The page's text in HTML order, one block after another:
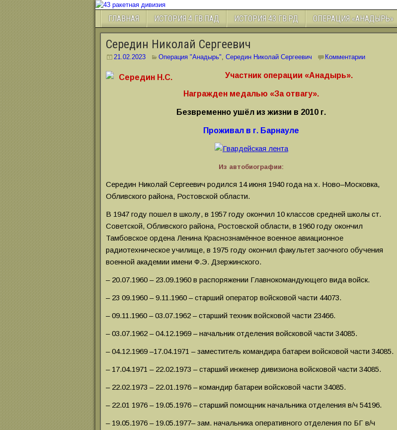
ГЛАВНАЯ ИСТОРИЯ 4 ГВ.ПАД ИСТОРИЯ 43 ГВ.РД ОПЕРАЦИЯ «АНАДЫРЬ»
Середин Николай Сергеевич
21.02.2023 Операция "Анадырь", Середин Николай Сергеевич Комментарии
Участник операции «Анадырь».
Награжден медалью «За отвагу».
Безвременно ушёл из жизни в 2010 г.
Проживал в г. Барнауле
Из автобиографии:
Середин Николай Сергеевич родился 14 июня 1940 года на х. Ново–Московка,
Обливского района, Ростовской области.
В 1947 году пошел в школу, в 1957 году окончил 10 классов средней школы ст.
Советской, Обливского района, Ростовской области, в 1960 году окончил
Тамбовское ордена Ленина Краснознамённое военное авиационное
радиотехническое училище, в 1975 году окончил факультет заочного обучения
военной академии имени Ф.Э. Дзержинского.
– 20.07.1960 – 23.09.1960 в распоряжении Главнокомандующего вида войск.
– 23 09.1960 – 9.11.1960 – старший оператор войсковой части 44073.
– 09.11.1960 – 03.07.1962 – старший техник войсковой части 23466.
– 03.07.1962 – 04.12.1969 – начальник отделения войсковой части 34085.
– 04.12.1969 –17.04.1971 – заместитель командира батареи войсковой части 34085.
– 17.04.1971 – 22.02.1973 – старший инженер дивизиона войсковой части 34085.
– 22.02.1973 – 22.01.1976 – командир батареи войсковой части 34085.
– 22.01 1976 – 19.05.1976 – старший помощник начальника отделения в/ч 54196.
– 19.05.1976 – 19.05.1977– зам. начальника оперативного отделения по БГ в/ч